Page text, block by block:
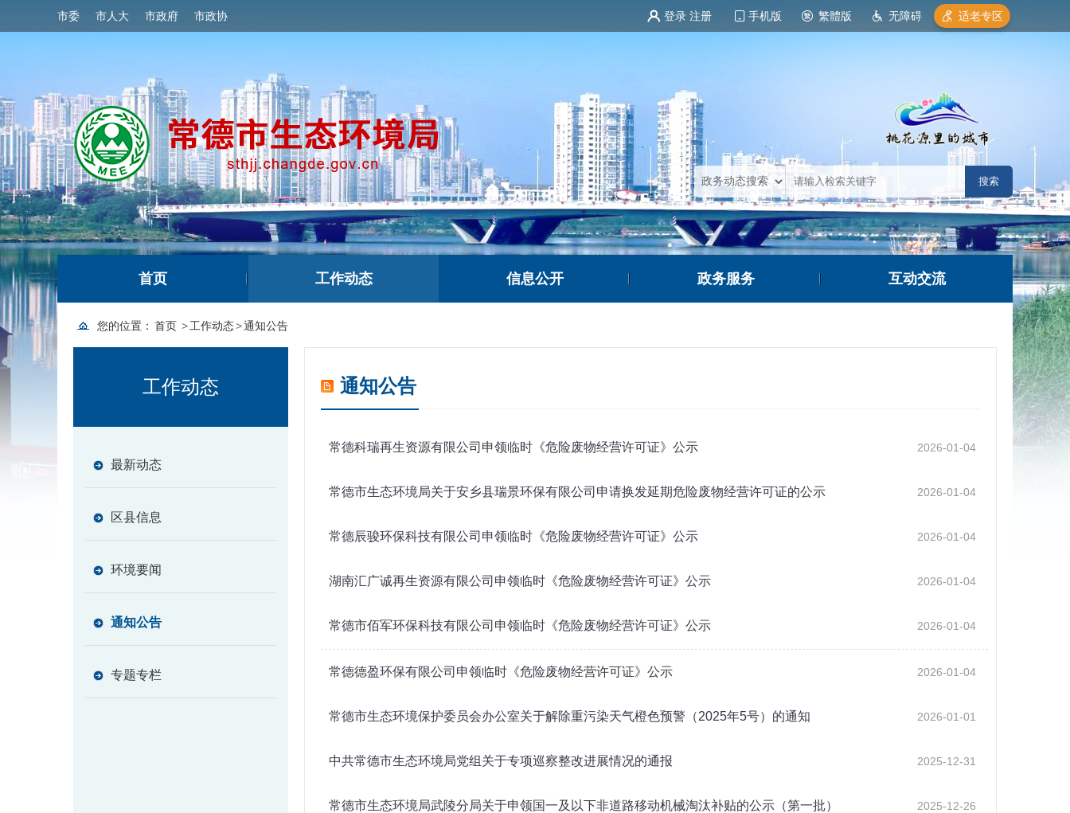
市委 市人大 市政府 市政协 登录 注册 手机版 繁體版 无障碍 适老专区
首页 工作动态 信息公开 政务服务 互动交流
您的位置： 首页 >工作动态>通知公告
工作动态
最新动态
区县信息
环境要闻
通知公告
专题专栏
通知公告
2026-01-04
常德科瑞再生资源有限公司申领临时《危险废物经营许可证》公示
2026-01-04
常德市生态环境局关于安乡县瑞景环保有限公司申请换发延期危险废物经营许可证的公示
2026-01-04
常德辰骏环保科技有限公司申领临时《危险废物经营许可证》公示
2026-01-04
湖南汇广诚再生资源有限公司申领临时《危险废物经营许可证》公示
2026-01-04
常德市佰军环保科技有限公司申领临时《危险废物经营许可证》公示
2026-01-04
常德德盈环保有限公司申领临时《危险废物经营许可证》公示
2026-01-01
常德市生态环境保护委员会办公室关于解除重污染天气橙色预警（2025年5号）的通知
2025-12-31
中共常德市生态环境局党组关于专项巡察整改进展情况的通报
2025-12-26
常德市生态环境局武陵分局关于申领国一及以下非道路移动机械淘汰补贴的公示（第一批）